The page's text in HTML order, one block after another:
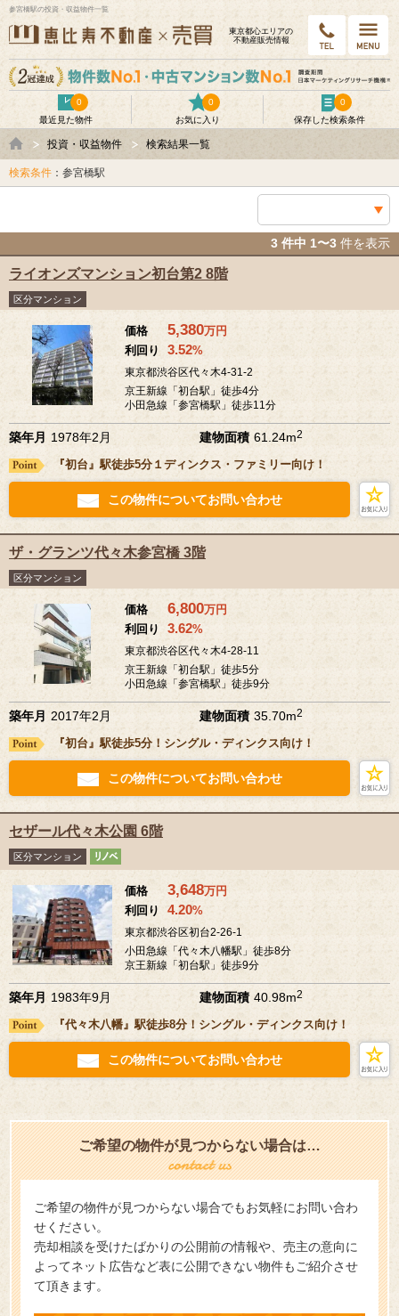
参宮橋駅の投資・収益物件一覧
東京都⼼エリアの
不動産販売情報
最近見た物件
0
お気に入り
0
保存した検索条件
0
投資・収益物件 検索結果一覧
検索条件 ：参宮橋駅
3 件中 1〜3 件を表示
ライオンズマンション初台第2 8階
区分マンション
価格 5,380万円
利回り
3.52%
東京都渋谷区代々木4-31-2
京王新線「初台駅」徒歩4分
小田急線「参宮橋駅」徒歩11分
築年月 1978年2月 建物面積 61.24m2
『初台』駅徒歩5分１ディンクス・ファミリー向け！
この物件についてお問い合わせ
ザ・グランツ代々木参宮橋 3階
区分マンション
価格 6,800万円
利回り
3.62%
東京都渋谷区代々木4-28-11
京王新線「初台駅」徒歩5分
小田急線「参宮橋駅」徒歩9分
築年月 2017年2月 建物面積 35.70m2
『初台』駅徒歩5分！シングル・ディンクス向け！
この物件についてお問い合わせ
セザール代々木公園 6階
区分マンション
価格 3,648万円
利回り
4.20%
東京都渋谷区初台2-26-1
小田急線「代々木八幡駅」徒歩8分
京王新線「初台駅」徒歩9分
築年月 1983年9月 建物面積 40.98m2
『代々木八幡』駅徒歩8分！シングル・ディンクス向け！
この物件についてお問い合わせ
ご希望の物件が見つからない場合は…
ご希望の物件が見つからない場合でもお気軽にお問い合わ
せください。
売却相談を受けたばかりの公開前の情報や、売主の意向に
よってネット広告など表に公開できない物件もご紹介させ
て頂きます。